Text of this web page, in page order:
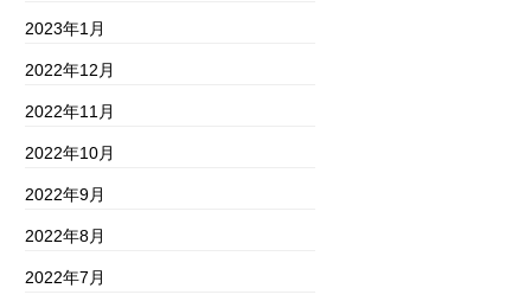
2023年1月
2022年12月
2022年11月
2022年10月
2022年9月
2022年8月
2022年7月